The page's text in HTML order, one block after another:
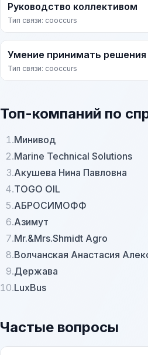
Руководство коллективом
Тип связи: cooccurs
Умение принимать решения
Тип связи: cooccurs
Топ-компаний по
1.Минивод
2.Marine Technical Solutions
3.Акушева Нина Павловна
4.TOGO OIL
5.АБРОСИМОФФ
6.Азимут
7.Mr.&Mrs.Shmidt Agro
8.Волчанская Анастасия
9.Держава
10.LuxBus
Частые вопросы